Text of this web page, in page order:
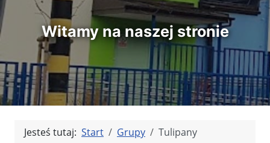
Witamy na naszej stronie
Jesteś tutaj: Start Grupy Tulipany